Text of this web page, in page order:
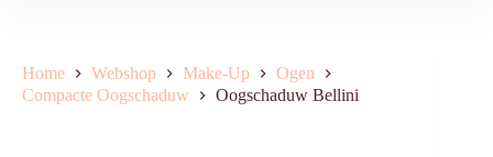
Home Webshop Make-Up
Ogen
Compacte Oogschaduw
Oogschaduw Bellini